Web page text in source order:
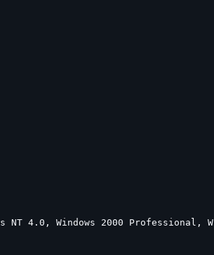
4.0, Windows 2000 Professional,